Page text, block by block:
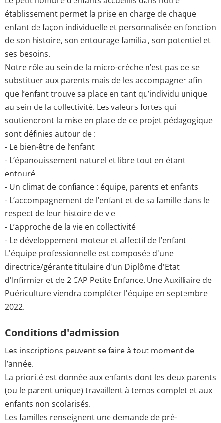
établissement permet la prise en charge de chaque
enfant de façon individuelle et personnalisée en fonction
de son histoire, son entourage familial, son potentiel et
ses besoins.
Notre rôle au sein de la micro-crèche n’est pas de se
substituer aux parents mais de les accompagner afin
que l’enfant trouve sa place en tant qu’individu unique
au sein de la collectivité. Les valeurs fortes qui
soutiendront la mise en place de ce projet pédagogique
sont définies autour de :
- Le bien-être de l’enfant
- L’épanouissement naturel et libre tout en étant
entouré
- Un climat de confiance : équipe, parents et enfants
- L’accompagnement de l’enfant et de sa famille dans le
respect de leur histoire de vie
- L’approche de la vie en collectivité
- Le développement moteur et affectif de l’enfant
L'équipe professionnelle est composée d'une
directrice/gérante titulaire d'un Diplôme d'Etat
d'Infirmier et de 2 CAP Petite Enfance. Une Auxilliaire de
Puériculture viendra compléter l'équipe en septembre
2022.
Conditions d'admission
Les inscriptions peuvent se faire à tout moment de
l’année.
La priorité est donnée aux enfants dont les deux parents
(ou le parent unique) travaillent à temps complet et aux
enfants non scolarisés.
Les familles renseignent une demande de pré-